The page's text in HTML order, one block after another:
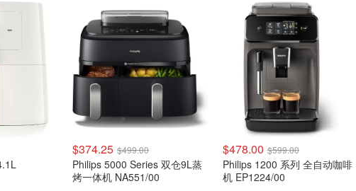
$374.25 $499.00
Philips 5000 Series 双仓9L蒸
烤一体机 NA551/00
$478.00 $599.00
Philips 1200 系列 全自动咖啡
机 EP1224/00